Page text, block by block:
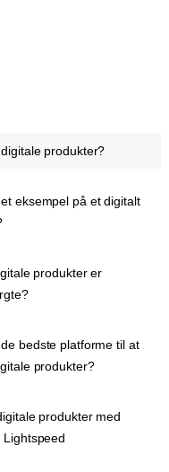
produkter?
eksempel på et digitalt
produkter er
bedste platforme til at
produkter?
produkter med
Lightspeed